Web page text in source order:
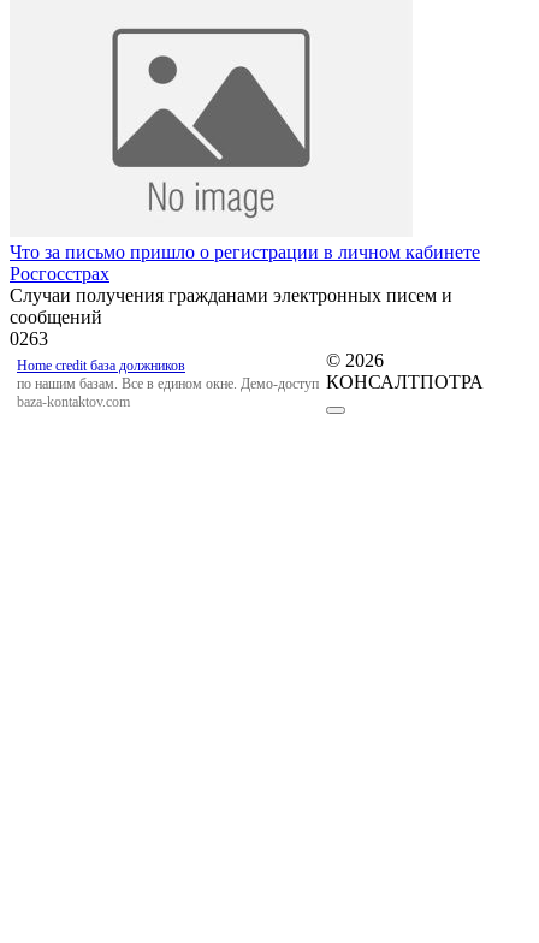
Что за письмо пришло о регистрации в личном кабинете
Росгосстрах
Случаи получения гражданами электронных писем и
сообщений
0263
Home credit база должников
по нашим базам. Все в едином окне. Демо-доступ
baza-kontaktov.com
© 2026
КОНСАЛТПОТРА